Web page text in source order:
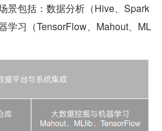
景包括：数据分析（Hive、Spark
学习（TensorFlow、Mahout、ML